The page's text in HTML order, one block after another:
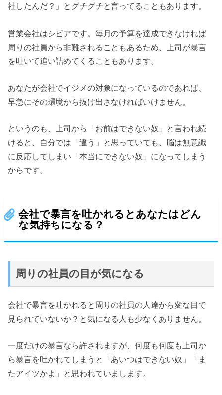
社したんだ？」とグチグチと言ってることもあります。
営業会社はシビアです。毎月の予算を達成できなければ
周りの社員から非難されることもあるため、上司が暴言
を吐いて追い詰めてくることもあります。
あなたが会社でイジメの対象になっているのであれば、
早急にその環境から抜け出さなければいけません。
というのも、上司から「お前はできない奴」と言われ続
けると、自分では「違う」と思っていても、脳は無意識
に反応してしまい「本当にできない奴」になってしまう
からです。
会社で暴言を吐かれるとあなたはどん
な気持ちになる？
周りの社員の目が気になる
会社で暴言を吐かれると周りの社員の人達から変な目で
見られていないか？と気になる人も少なくありません。
一度だけの暴言なら許されますが、何度も何度も上司か
ら暴言を吐かれてしまうと「あいつはできない奴」「ま
たアイツかよ」と思われていまします。